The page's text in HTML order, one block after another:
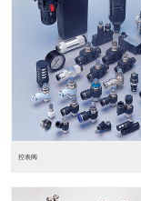
东莞松下PLC